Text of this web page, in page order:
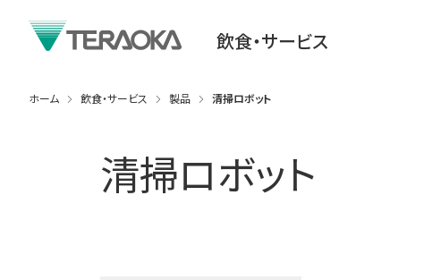
飲食・サービス
ホーム 飲食・サービス 製品 清掃ロボット
清掃ロボット